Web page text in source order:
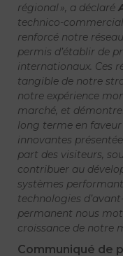
régional », a déclaré
technico-
renforcé notre
permis d’établir de
internationaux. Ces
tangible de notre
notre expérience
marché, et
long terme en
innovantes
part des visiteurs,
contribuer au
systèmes
technologies
permanent nous
croissance de notre
Communiqué de